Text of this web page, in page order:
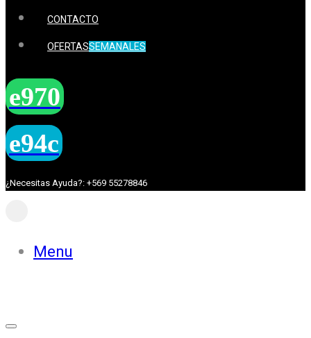
CONTACTO
OFERTASSEMANALES
¿Necesitas Ayuda?: +569 55278846
Menu